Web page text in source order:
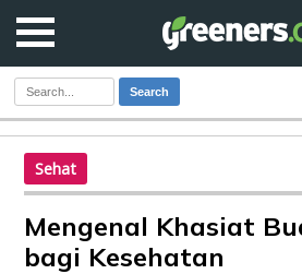
Search
Sehat
Mengenal Khasiat
bagi Kesehatan